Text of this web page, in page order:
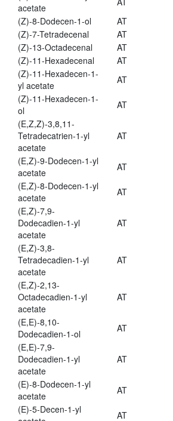
acetate
(Z)-8-Dodecen-1-ol
AT
(Z)-7-Tetradecenal
AT
(Z)-13-Octadecenal
AT
(Z)-11-Hexadecenal
AT
(Z)-11-Hexadecen-1-
yl acetate
AT
(Z)-11-Hexadecen-1-
ol
AT
(E,Z,Z)-3,8,11-
Tetradecatrien-1-yl
acetate
AT
(E,Z)-9-Dodecen-1-yl
acetate
AT
(E,Z)-8-Dodecen-1-yl
acetate
AT
(E,Z)-7,9-
Dodecadien-1-yl
acetate
AT
(E,Z)-3,8-
Tetradecadien-1-yl
acetate
AT
(E,Z)-2,13-
Octadecadien-1-yl
acetate
AT
(E,E)-8,10-
Dodecadien-1-ol
AT
(E,E)-7,9-
Dodecadien-1-yl
acetate
AT
(E)-8-Dodecen-1-yl
acetate
AT
(E)-5-Decen-1-yl
AT